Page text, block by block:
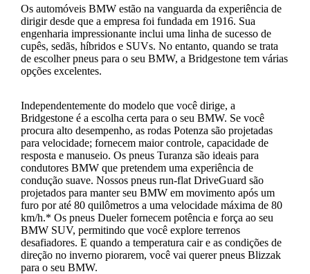
Os automóveis BMW estão na vanguarda da experiência de
dirigir desde que a empresa foi fundada em 1916. Sua
engenharia impressionante inclui uma linha de sucesso de
cupês, sedãs, híbridos e SUVs. No entanto, quando se trata
de escolher pneus para o seu BMW, a Bridgestone tem várias
opções excelentes.
Independentemente do modelo que você dirige, a
Bridgestone é a escolha certa para o seu BMW. Se você
procura alto desempenho, as rodas Potenza são projetadas
para velocidade; fornecem maior controle, capacidade de
resposta e manuseio. Os pneus Turanza são ideais para
condutores BMW que pretendem uma experiência de
condução suave. Nossos pneus run-flat DriveGuard são
projetados para manter seu BMW em movimento após um
furo por até 80 quilômetros a uma velocidade máxima de 80
km/h.* Os pneus Dueler fornecem potência e força ao seu
BMW SUV, permitindo que você explore terrenos
desafiadores. E quando a temperatura cair e as condições de
direção no inverno piorarem, você vai querer pneus Blizzak
para o seu BMW.